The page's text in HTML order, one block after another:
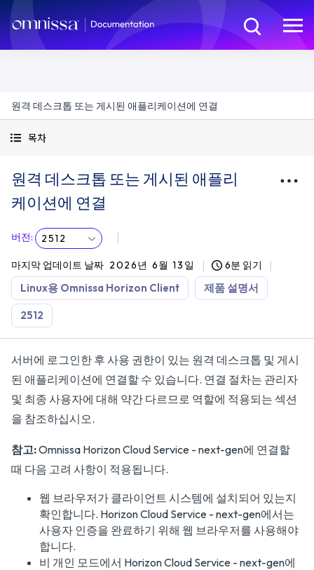
원격 데스크톱 또는 게시된 애플리케이션에 연결
목차
원격 데스크톱 또는 게시된 애플리
케이션에 연결
버전: 2512
마지막 업데이트 날짜 2026년 6월 13일 6분 읽기
Linux용 Omnissa Horizon Client 제품 설명서
2512
서버에 로그인한 후 사용 권한이 있는 원격 데스크톱 및 게시
된 애플리케이션에 연결할 수 있습니다. 연결 절차는 관리자
및 최종 사용자에 대해 약간 다르므로 역할에 적용되는 섹션
을 참조하십시오.
참고:Omnissa Horizon Cloud Service - next-gen에 연결할
때 다음 고려 사항이 적용됩니다.
웹 브라우저가 클라이언트 시스템에 설치되어 있는지
확인합니다. Horizon Cloud Service - next-gen에서는
사용자 인증을 완료하기 위해 웹 브라우저를 사용해야
합니다.
비 개인 모드에서 Horizon Cloud Service - next-gen에